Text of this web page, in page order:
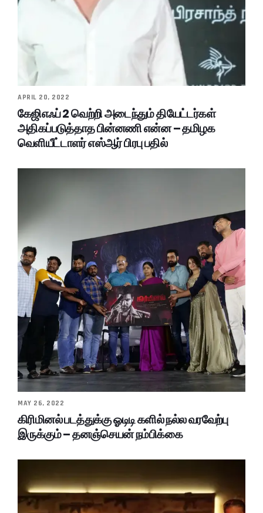
APRIL 20, 2022
கேஜிஎஃப் 2 வெற்றி அடைந்தும் தியேட்டர்கள்
அதிகப்படுத்தாத பின்னணி என்ன – தமிழக
வெளியீட்டாளர் எஸ்ஆர் பிரபு பதில்
MAY 26, 2022
கிரிமினல் படத்துக்கு ஓடிடி களில் நல்ல வரவேற்பு
இருக்கும் – தனஞ்செயன் நம்பிக்கை